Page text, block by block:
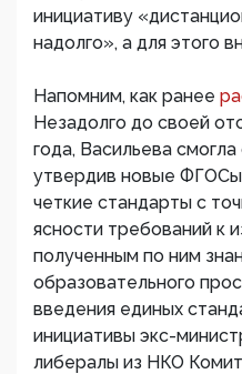
инициативу
надолго», а для этого
Напомним, как ранее
Незадолго до своей
года, Васильева
утвердив новые
четкие стандарты с
ясности требований к
полученным по ним
образовательного
введения единых
инициативы экс-
либералы из НКО